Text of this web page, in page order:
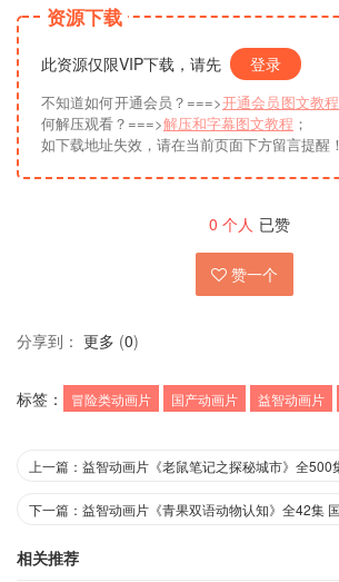
资源下载
此资源仅限VIP下载，请先 登录
不知道如何开通会员？===>开通会员图文教程
何解压观看？===>解压和字幕图文教程 ；
如下载地址失效，请在当前页面下方留言提醒！
0 个人 已赞
赞一个
分享到： 更多 (0)
标签： 冒险类动画片 国产动画片 益智动画片
相关推荐